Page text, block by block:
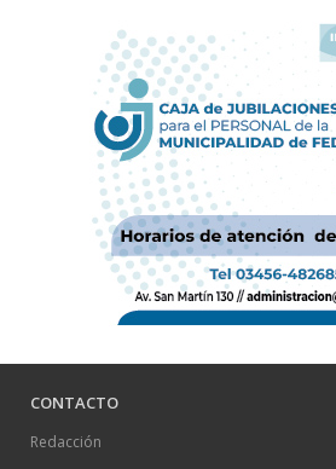
CONTACTO
Redacción